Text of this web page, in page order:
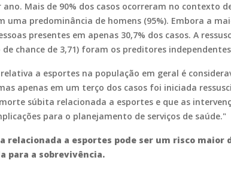
Mais de 90% dos casos ocorreram no contexto
uma predominância de homens (95%). Embora a
presentes em apenas 30,7% dos casos. A
chance de 3,71) foram os preditores
a esportes na população em geral é
apenas em um terço dos casos foi iniciada
súbita relacionada a esportes e que as
para o planejamento de serviços de saúde."
relacionada a esportes pode ser um risco
para a sobrevivência.